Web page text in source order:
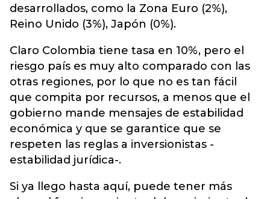
desarrollados, como la Zona Euro (2%),
Reino Unido (3%), Japón (0%).
Claro Colombia tiene tasa en 10%, pero el
riesgo país es muy alto comparado con las
otras regiones, por lo que no es tan fácil
que compita por recursos, a menos que el
gobierno mande mensajes de estabilidad
económica y que se garantice que se
respeten las reglas a inversionistas -
estabilidad jurídica-.
Si ya llego hasta aquí, puede tener más